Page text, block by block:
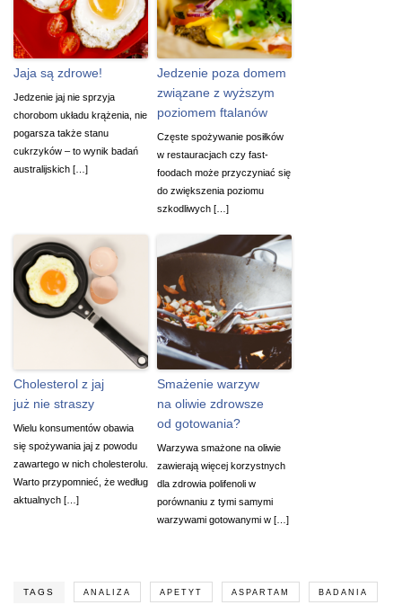
Jaja są zdrowe!
Jedzenie jaj nie sprzyja
chorobom układu krążenia, nie
pogarsza także stanu
cukrzyków – to wynik badań
australijskich […]
Jedzenie poza domem
związane z wyższym
poziomem ftalanów
Częste spożywanie posiłków
w restauracjach czy fast-
foodach może przyczyniać się
do zwiększenia poziomu
szkodliwych […]
Cholesterol z jaj
już nie straszy
Wielu konsumentów obawia
się spożywania jaj z powodu
zawartego w nich cholesterolu.
Warto przypomnieć, że według
aktualnych […]
Smażenie warzyw
na oliwie zdrowsze
od gotowania?
Warzywa smażone na oliwie
zawierają więcej korzystnych
dla zdrowia polifenoli w
porównaniu z tymi samymi
warzywami gotowanymi w […]
TAGS ANALIZA APETYT ASPARTAM BADANIA